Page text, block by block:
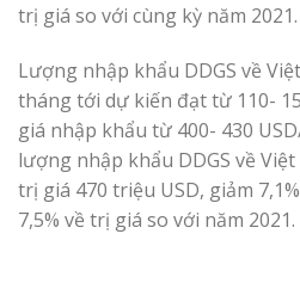
trị giá so với cùng kỳ năm 2021.
Lượng nhập khẩu DDGS về
tháng tới dự kiến đạt từ 110-
giá nhập khẩu từ 400- 430
lượng nhập khẩu DDGS về
trị giá 470 triệu USD, giảm
7,5% về trị giá so với năm 2021.